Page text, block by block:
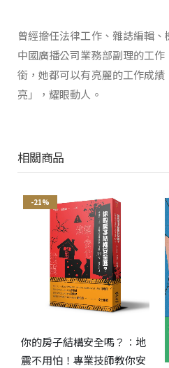
曾經擔任法律工作、雜誌編輯
中國廣播公司業務部副理的工
銜，她都可以有亮麗的工作成
亮」，耀眼動人。
相關商品
-21%
你的房子結構安全嗎？︰地
震不用怕！專業技師教你安